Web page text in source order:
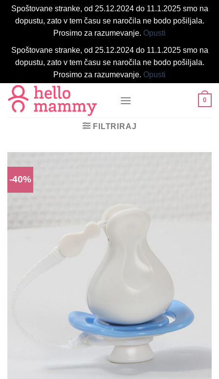
Spoštovane stranke, od 25.12.2024 do 11.1.2025 smo na
dopustu, zato v tem času se naročila ne bodo pošiljala.
Prosimo za razumevanje. Opusti
Spoštovane stranke, od 25.12.2024 do 11.1.2025 smo na
dopustu, zato v tem času se naročila ne bodo pošiljala.
Prosimo za razumevanje. Opusti
Skoči
na
vsebino
0
FILTRIRAJ
-40%